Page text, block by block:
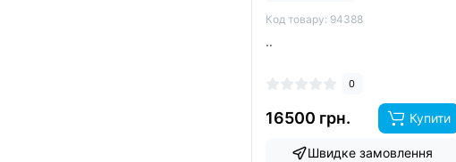
Код товару: 94388
..
0
16500 грн. Купити
Швидке замовлення